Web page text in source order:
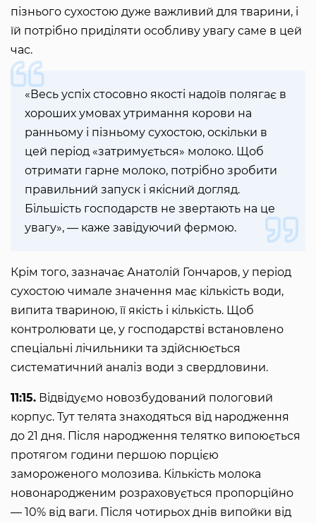
пізнього сухостою дуже важливий для тварини, і
їй потрібно приділяти особливу увагу саме в цей
час.
«Весь успіх стосовно якості надоїв полягає в
хороших умовах утримання корови на
ранньому і пізньому сухостою, оскільки в
цей період «затримується» молоко. Щоб
отримати гарне молоко, потрібно зробити
правильний запуск і якісний догляд.
Більшість господарств не звертають на це
увагу», — каже завідуючий фермою.
Крім того, зазначає Анатолій Гончаров, у період
сухостою чимале значення має кількість води,
випита твариною, її якість і кількість. Щоб
контролювати це, у господарстві встановлено
спеціальні лічильники та здійснюється
систематичний аналіз води з свердловини.
11:15. Відвідуємо новозбудований пологовий
корпус. Тут телята знаходяться від народження
до 21 дня. Після народження телятко випоюється
протягом години першою порцією
замороженого молозива. Кількість молока
новонародженим розраховується пропорційно
— 10% від ваги. Після чотирьох днів випойки від